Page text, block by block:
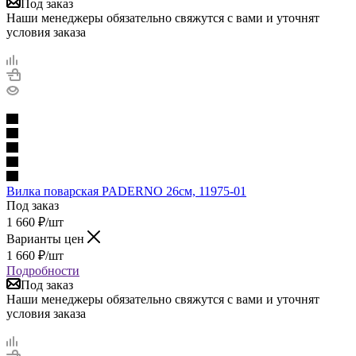
Под заказ
Наши менеджеры обязательно свяжутся с вами и уточнят
условия заказа
Вилка поварская PADERNO 26см, 11975-01
Под заказ
1 660 ₽/шт
Варианты цен
1 660 ₽/шт
Подробности
Под заказ
Наши менеджеры обязательно свяжутся с вами и уточнят
условия заказа